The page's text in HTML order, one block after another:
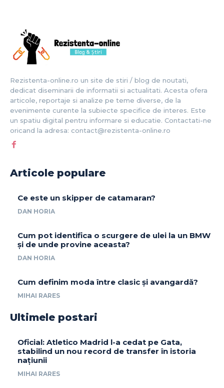
Rezistenta-online.ro un site de stiri / blog de noutati,
dedicat diseminarii de informatii si actualitati. Acesta ofera
articole, reportaje si analize pe teme diverse, de la
evenimente curente la subiecte specifice de interes. Este
un spatiu digital pentru informare si educatie. Contactati-ne
oricand la adresa: contact@rezistenta-online.ro
Articole populare
Ce este un skipper de catamaran?
DAN HORIA
Cum pot identifica o scurgere de ulei la un BMW
și de unde provine aceasta?
DAN HORIA
Cum definim moda între clasic și avangardă?
MIHAI RARES
Ultimele postari
Oficial: Atletico Madrid l-a cedat pe Gata,
stabilind un nou record de transfer în istoria
națiunii
MIHAI RARES